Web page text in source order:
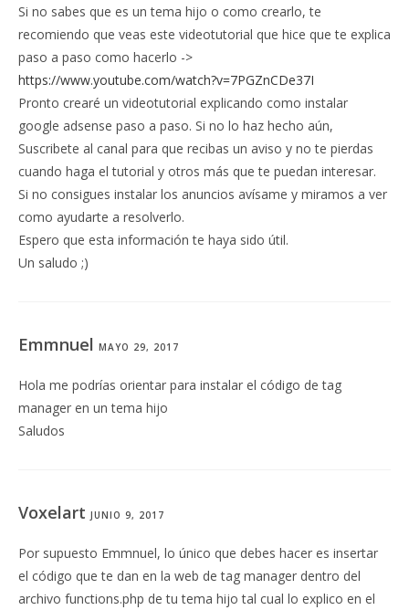
Si no sabes que es un tema hijo o como crearlo, te
recomiendo que veas este videotutorial que hice que te explica
paso a paso como hacerlo ->
https://www.youtube.com/watch?v=7PGZnCDe37I
Pronto crearé un videotutorial explicando como instalar
google adsense paso a paso. Si no lo haz hecho aún,
Suscribete al canal para que recibas un aviso y no te pierdas
cuando haga el tutorial y otros más que te puedan interesar.
Si no consigues instalar los anuncios avísame y miramos a ver
como ayudarte a resolverlo.
Espero que esta información te haya sido útil.
Un saludo ;)
Emmnuel MAYO 29, 2017
Hola me podrías orientar para instalar el código de tag
manager en un tema hijo
Saludos
Voxelart JUNIO 9, 2017
Por supuesto Emmnuel, lo único que debes hacer es insertar
el código que te dan en la web de tag manager dentro del
archivo functions.php de tu tema hijo tal cual lo explico en el